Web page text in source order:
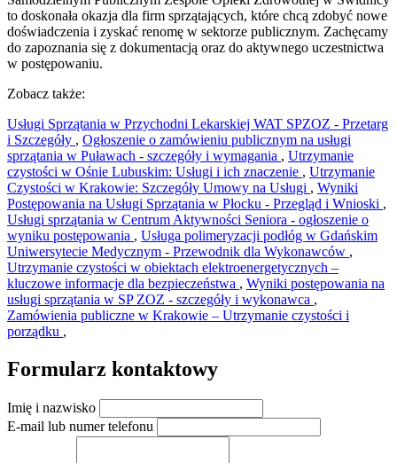
to doskonała okazja dla firm sprzątających, które chcą zdobyć nowe
doświadczenia i zyskać renomę w sektorze publicznym. Zachęcamy
do zapoznania się z dokumentacją oraz do aktywnego uczestnictwa
w postępowaniu.
Zobacz także:
Usługi Sprzątania w Przychodni Lekarskiej WAT SPZOZ - Przetarg
i Szczegóły , Ogłoszenie o zamówieniu publicznym na usługi
sprzątania w Puławach - szczegóły i wymagania , Utrzymanie
czystości w Ośnie Lubuskim: Usługi i ich znaczenie , Utrzymanie
Czystości w Krakowie: Szczegóły Umowy na Usługi , Wyniki
Postępowania na Usługi Sprzątania w Płocku - Przegląd i Wnioski ,
Usługi sprzątania w Centrum Aktywności Seniora - ogłoszenie o
wyniku postępowania , Usługa polimeryzacji podłóg w Gdańskim
Uniwersytecie Medycznym - Przewodnik dla Wykonawców ,
Utrzymanie czystości w obiektach elektroenergetycznych –
kluczowe informacje dla bezpieczeństwa , Wyniki postępowania na
usługi sprzątania w SP ZOZ - szczegóły i wykonawca ,
Zamówienia publiczne w Krakowie – Utrzymanie czystości i
porządku ,
Formularz kontaktowy
Imię i nazwisko
E-mail lub numer telefonu